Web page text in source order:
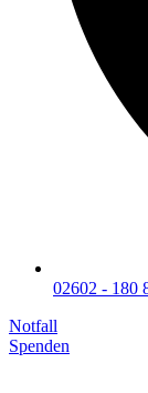
02602 - 180
Notfall
Spenden